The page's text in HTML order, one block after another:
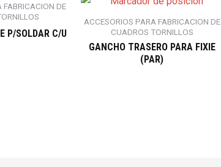
FABRICACION DE
P/SOLDAR C/U
ACCESORIOS PARA FABRICACION DE
CUADROS TORNILLOS
GANCHO TRASERO PARA FIXIE
(PAR)